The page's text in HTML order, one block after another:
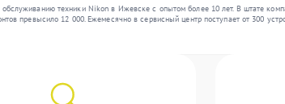
техники Nikon в Ижевске с опытом более 10 лет. В штате
превысило 12 000. Ежемесячно в сервисный центр поступает от 300